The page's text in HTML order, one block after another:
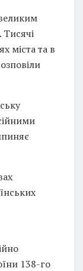
міста та в
138-го